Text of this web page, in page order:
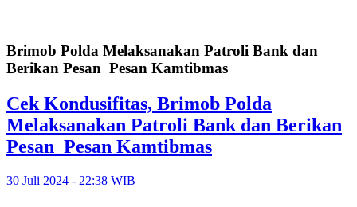
Brimob Polda Melaksanakan Patroli Bank dan
Berikan Pesan Pesan Kamtibmas
Cek Kondusifitas, Brimob Polda
Melaksanakan Patroli Bank dan Berikan
Pesan Pesan Kamtibmas
30 Juli 2024 - 22:38 WIB